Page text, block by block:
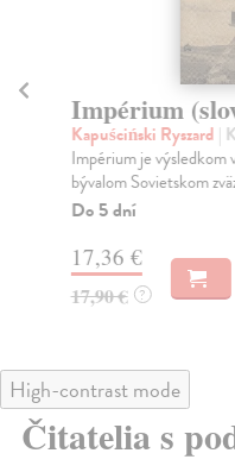
Impérium
Kapuściński Ryszard |
Impérium je
bývalom Sovietskom
Do 5 dní
17,36 €
17,90 € ?
High-contrast mode
Čitatelia s